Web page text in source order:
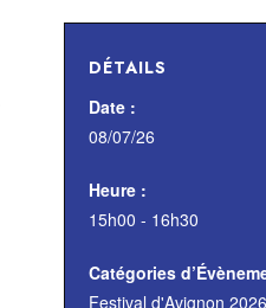
DÉTAILS
Date :
08/07/26
Heure :
15h00 - 16h30
Catégories
Festival d'Avignon 2026